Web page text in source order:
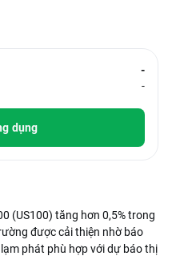
-
-
dụng
(US100) tăng hơn 0,5% trong
được cải thiện nhờ báo
phát phù hợp với dự báo thị